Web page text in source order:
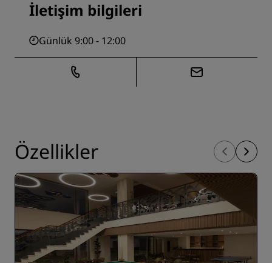
İletişim bilgileri
Günlük 9:00 - 12:00
Özellikler